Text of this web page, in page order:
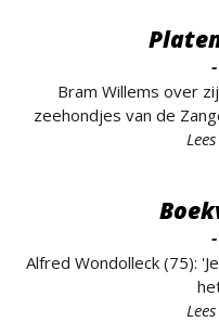
Bram Willems over
zeehondjes van de
Lees
Alfred Wondolleck (75):
Lees